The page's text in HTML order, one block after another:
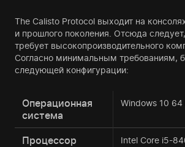
The Calisto Protocol выходит на
и прошлого поколения. Отсюда
требует высокопроизводительного
Согласно минимальным требованиям,
следующей конфигурации:
Операционная
система
Windows 10 64
Процессор Intel Core i5-